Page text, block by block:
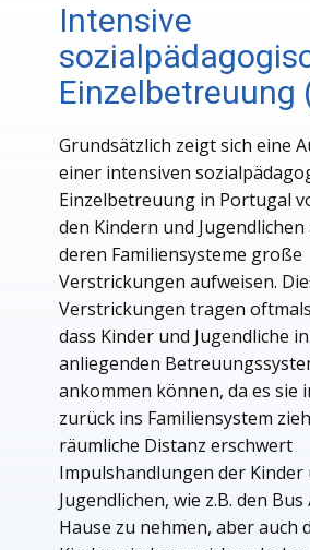
Intensive
Einzelbetreuung
Grundsätzlich zeigt sich eine
einer intensiven
Einzelbetreuung in Portugal
den Kindern und
deren Familiensysteme große
Verstrickungen aufweisen.
Verstrickungen tragen
dass Kinder und Jugendliche
anliegenden
ankommen können, da es sie
zurück ins Familiensystem
räumliche Distanz erschwert
Impulshandlungen der Kinder
Jugendlichen, wie z.B. den
Hause zu nehmen, aber auch